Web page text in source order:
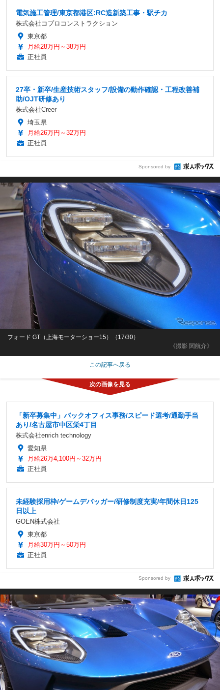
電気施工管理/東京都港区:RC造新築工事・駅チカ
株式会社コプロコンストラクション
東京都
月給28万円～38万円
正社員
27卒・新卒/生産技術スタッフ/設備の動作確認・工程改善補
助/OJT研修あり
株式会社Creer
埼玉県
月給26万円～32万円
正社員
Sponsored by
《撮影 関航介》
フォード GT（上海モーターショー15）（17/30）
この記事へ戻る
「新卒募集中」バックオフィス事務/スピード選考/通勤手当
あり/名古屋市中区栄4丁目
株式会社enrich technology
愛知県
月給26万4,100円～32万円
正社員
未経験採用枠/ゲームデバッガー/研修制度充実/年間休日125
日以上
GOEN株式会社
東京都
月給30万円～50万円
正社員
Sponsored by